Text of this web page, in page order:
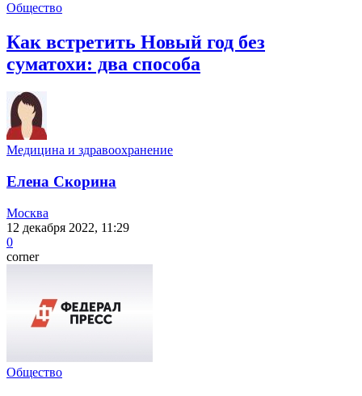
Общество
Как встретить Новый год без
суматохи: два способа
Медицина и здравоохранение
Елена Скорина
Москва
12 декабря 2022, 11:29
0
corner
Общество